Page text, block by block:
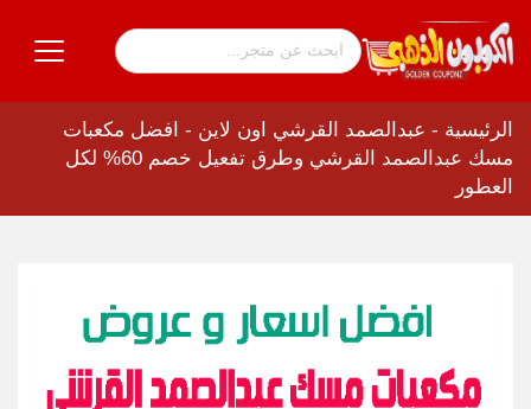
الرئيسية - عبدالصمد القرشي اون لاين - افضل مكعبات
مسك عبدالصمد القرشي وطرق تفعيل خصم 60% لكل
العطور